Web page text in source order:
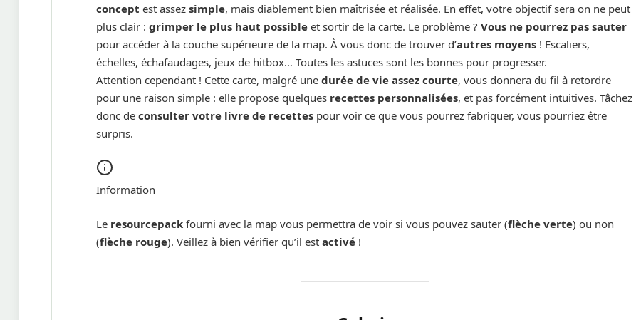
conceptest assezsimple, mais diablement bien maîtrisée et réalisée. En effet, votre objectif sera on ne peut
plus clair : grimper le plus haut possible et sortir de la carte. Le problème ?Vous ne pourrez pas sauter
pour accéder à la couche supérieure de la map. À vous donc de trouver d’autres moyens ! Escaliers,
échelles, échafaudages, jeux de hitbox… Toutes les astuces sont les bonnes pour progresser.
Attention cependant ! Cette carte, malgré unedurée de vie assez courte, vous donnera du fil à retordre
pour une raison simple : elle propose quelques recettes personnalisées, et pas forcément intuitives. Tâchez
donc deconsulter votre livre de recettes pour voir ce que vous pourrez fabriquer, vous pourriez être
surpris.
Information
Le resourcepackfourni avec la map vous permettra de voir si vous pouvez sauter (flèche verte) ou non
(flèche rouge). Veillez à bien vérifier qu’il estactivé !